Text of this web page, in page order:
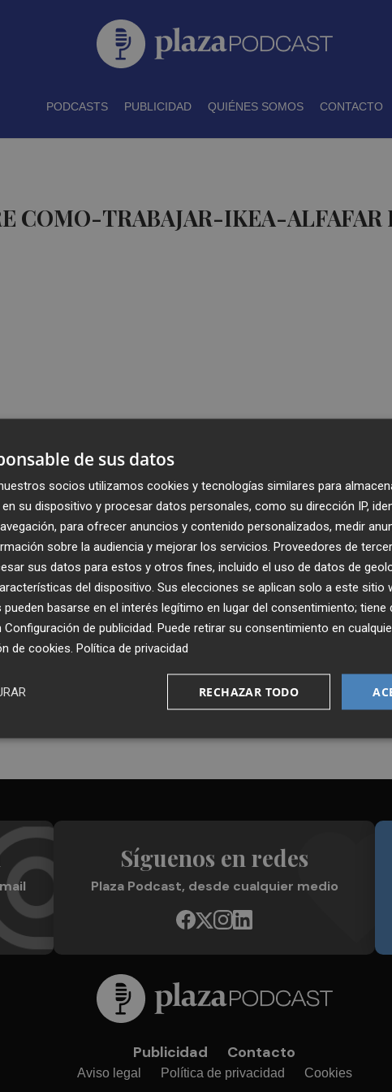
PODCASTS PUBLICIDAD QUIÉNES SOMOS CONTACTO
COMO-TRABAJAR-IKEA-ALFAFAR
Recibe toda la actualidad de
Plaza Podcast en tu correo
Síguenos en redes
Plaza Podcast, desde cualquier medio
Publicidad Contacto
Aviso legal Política de privacidad Cookies
de sus datos
socios utilizamos cookies y tecnologías similares para
su dispositivo y procesar datos personales, como su dirección IP,
para ofrecer anuncios y contenido personalizados, medir
sobre la audiencia y mejorar los servicios. Proveedores de
sus datos para estos y otros fines, incluido el uso de datos de
del dispositivo. Sus elecciones se aplican solo a este sitio
pueden basarse en el interés legítimo en lugar del consentimiento; tiene
Configuración de publicidad . Puede retirar su consentimiento en
de cookies Política de privacidad
RECHAZAR TODO